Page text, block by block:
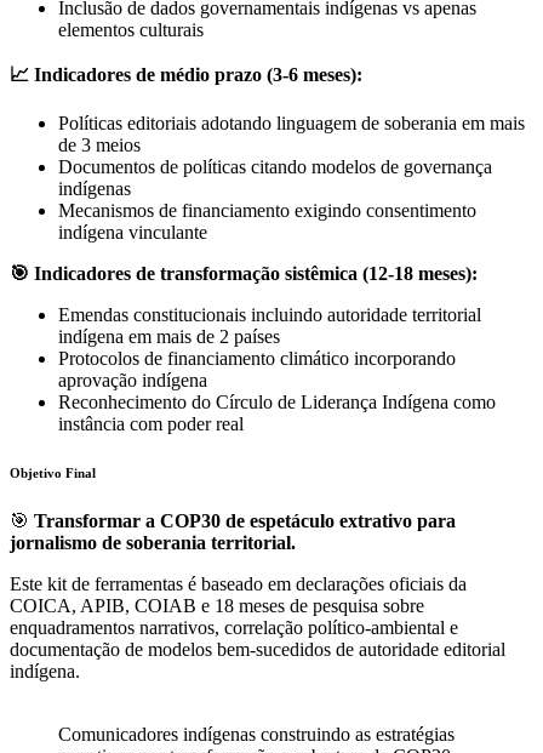
Inclusão de dados governamentais indígenas vs apenas
elementos culturais
📈 Indicadores de médio prazo (3-6 meses):
Políticas editoriais adotando linguagem de soberania em mais
de 3 meios
Documentos de políticas citando modelos de governança
indígenas
Mecanismos de financiamento exigindo consentimento
indígena vinculante
🎯 Indicadores de transformação sistêmica (12-18 meses):
Emendas constitucionais incluindo autoridade territorial
indígena em mais de 2 países
Protocolos de financiamento climático incorporando
aprovação indígena
Reconhecimento do Círculo de Liderança Indígena como
instância com poder real
Objetivo Final
🎯 Transformar a COP30 de espetáculo extrativo para
jornalismo de soberania territorial.
Este kit de ferramentas é baseado em declarações oficiais da
COICA, APIB, COIAB e 18 meses de pesquisa sobre
enquadramentos narrativos, correlação político-ambiental e
documentação de modelos bem-sucedidos de autoridade editorial
indígena.
Comunicadores indígenas construindo as estratégias